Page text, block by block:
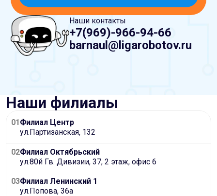
Наши контакты
+7(969)-966-94-66
barnaul@ligarobotov.ru
Наши филиалы
01Филиал Центр
ул.Партизанская, 132
02Филиал Октябрьский
ул.80й Гв. Дивизии, 37, 2 этаж, офис 6
03Филиал Ленинский 1
ул.Попова, 36а